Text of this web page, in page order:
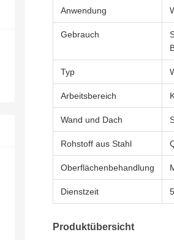
Anwendung
Gebrauch
Typ
Arbeitsbereich
Wand und Dach
Rohstoff aus Stahl
Oberflächenbehandlung
Dienstzeit
Produktübersicht